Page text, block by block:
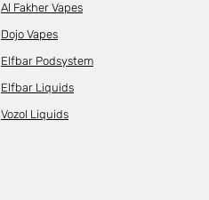
Al Fakher Vapes
Dojo Vapes
Elfbar Podsystem
Elfbar Liquids
Vozol Liquids